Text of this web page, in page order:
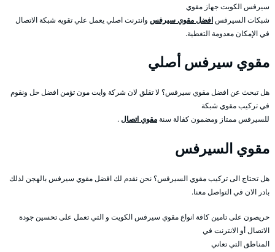
سيرفس الكويت جهاز مقوي
شبكات السيرفسافضل مقوي سيرفس وانترنت اصلي يعمل علي تقويه شبكة الاتصال
في الإمكان معدومة التغطية.
مقوي سيرفس أصلي
هل تبحث عن افضل مقوي سيرفس؟ لا تقلق لان شركة وايت مون تؤمن افضل حل ونقوم
في تركيب مقوي شبكة
للسيرفس ممتاز ومضمون كفالة سنةمقوي اتصال.
مقوي السيرفس
هل تحتاج الى تركيب مقوي السيرفس؟ نحن نقدم لك افضل مقوي سيرفس بالهجن لذلك
بادر الان في التواصل معنا.
حريصون على تامين كافة انواع مقوي سيرفس الكويت و التي تعمل على تحسين جودة
الاتصال أو الانترنت في
المناطق التي تعاني